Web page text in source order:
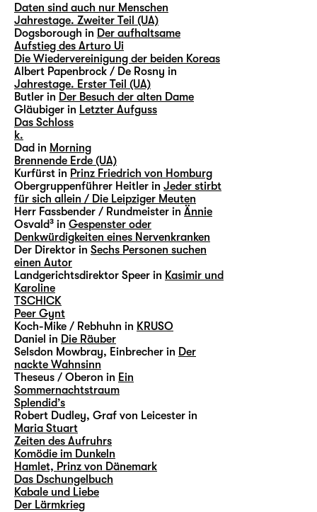
Daten sind auch nur Menschen
Jahrestage. Zweiter Teil (UA)
Dogsborough in Der aufhaltsame
Aufstieg des Arturo Ui
Die Wiedervereinigung der beiden Koreas
Albert Papenbrock / De Rosny in
Jahrestage. Erster Teil (UA)
Butler in Der Besuch der alten Dame
Gläubiger in Letzter Aufguss
Das Schloss
k.
Dad in Morning
Brennende Erde (UA)
Kurfürst in Prinz Friedrich von Homburg
Obergruppenführer Heitler in Jeder stirbt
für sich allein / Die Leipziger Meuten
Herr Fassbender / Rundmeister in Ännie
Osvald³ in Gespenster oder
Denkwürdigkeiten eines Nervenkranken
Der Direktor in Sechs Personen suchen
einen Autor
Landgerichtsdirektor Speer in Kasimir und
Karoline
TSCHICK
Peer Gynt
Koch-Mike / Rebhuhn in KRUSO
Daniel in Die Räuber
Selsdon Mowbray, Einbrecher in Der
nackte Wahnsinn
Theseus / Oberon in Ein
Sommernachtstraum
Splendid’s
Robert Dudley, Graf von Leicester in
Maria Stuart
Zeiten des Aufruhrs
Komödie im Dunkeln
Hamlet, Prinz von Dänemark
Das Dschungelbuch
Kabale und Liebe
Der Lärmkrieg